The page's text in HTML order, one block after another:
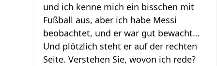
und ich kenne mich ein bisschen mit
Fußball aus, aber ich habe Messi
beobachtet, und er war gut bewacht…
Und plötzlich steht er auf der rechten
Seite. Verstehen Sie, wovon ich rede?